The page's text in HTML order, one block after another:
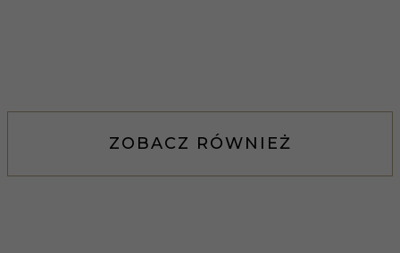
ZOBACZ RÓWNIEŻ